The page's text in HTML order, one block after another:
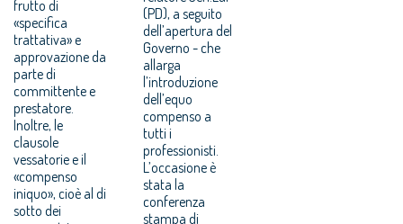
frutto di
«specifica
trattativa» e
approvazione da
parte di
committente e
prestatore.
Inoltre, le
clausole
vessatorie e il
«compenso
iniquo», cioè al di
sotto dei
(PD), a seguito
dell’apertura del
Governo - che
allarga
l’introduzione
dell’equo
compenso a
tutti i
professionisti.
L’occasione è
stata la
conferenza
stampa di